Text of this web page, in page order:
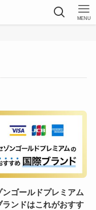
MENU
ンゴールドプレミアム
ランドはこれがおすす